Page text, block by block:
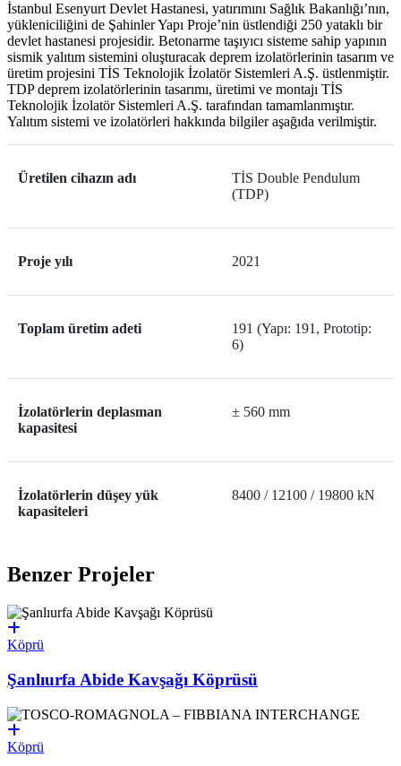
İstanbul Esenyurt Devlet Hastanesi, yatırımını Sağlık Bakanlığı’nın,
yükleniciliğini de Şahinler Yapı Proje’nin üstlendiği 250 yataklı bir
devlet hastanesi projesidir. Betonarme taşıyıcı sisteme sahip yapının
sismik yalıtım sistemini oluşturacak deprem izolatörlerinin tasarım ve
üretim projesini TİS Teknolojik İzolatör Sistemleri A.Ş. üstlenmiştir.
TDP deprem izolatörlerinin tasarımı, üretimi ve montajı TİS
Teknolojik İzolatör Sistemleri A.Ş. tarafından tamamlanmıştır.
Yalıtım sistemi ve izolatörleri hakkında bilgiler aşağıda verilmiştir.
Üretilen cihazın adı
TİS Double Pendulum
(TDP)
Proje yılı 2021
Toplam üretim adeti
191 (Yapı: 191, Prototip:
6)
İzolatörlerin deplasman
kapasitesi
± 560 mm
İzolatörlerin düşey yük
kapasiteleri
8400 / 12100 / 19800 kN
Benzer Projeler
Köprü
Şanlıurfa Abide Kavşağı Köprüsü
Köprü